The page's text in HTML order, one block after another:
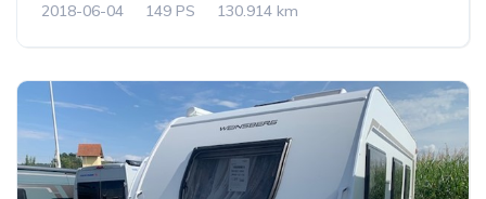
2018-06-04
149 PS 130.914 km